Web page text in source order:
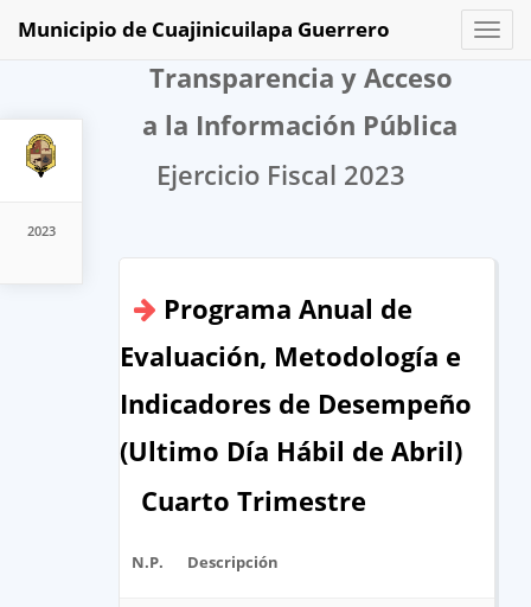
2023
Toggle
Municipio de Cuajinicuilapa Guerrero
Transparencia y Acceso
a la Información Pública
Ejercicio Fiscal 2023
Programa Anual de
Evaluación, Metodología e
Indicadores de Desempeño
(Ultimo Día Hábil de Abril)
Cuarto Trimestre
N.P. Descripción